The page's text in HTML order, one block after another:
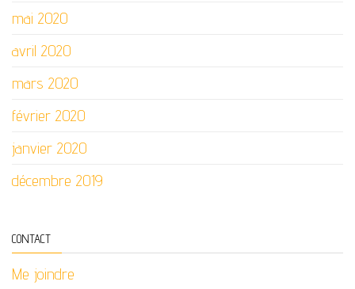
mai 2020
avril 2020
mars 2020
février 2020
janvier 2020
décembre 2019
CONTACT
Me joindre